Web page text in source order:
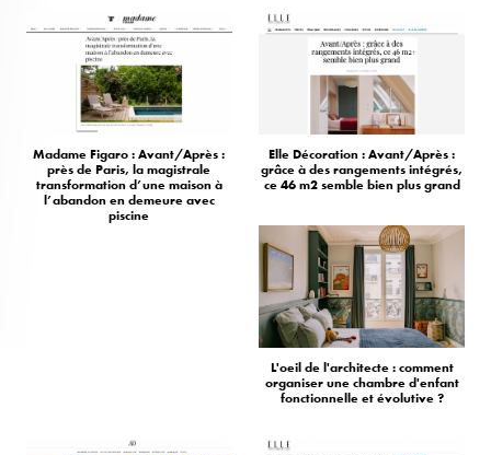
Madame Figaro : Avant/Après :
près de Paris, la magistrale
transformation d’une maison à
l’abandon en demeure avec
piscine
Elle Décoration : Avant/Après :
grâce à des rangements intégrés,
ce 46 m2 semble bien plus grand
L'oeil de l'architecte : comment
organiser une chambre d'enfant
fonctionnelle et évolutive ?